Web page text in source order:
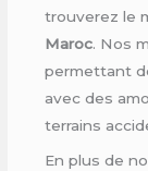
trouverez le
Maroc. Nos
permettant
avec des
terrains
En plus de